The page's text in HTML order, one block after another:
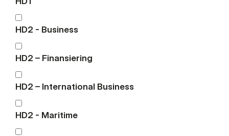
HD2 - Business
HD2 – Finansiering
HD2 – International Business
HD2 - Maritime